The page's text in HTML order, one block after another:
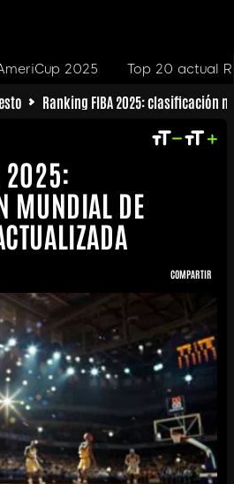
Ranking FIBA 2025: clasificación
2025:
MUNDIAL DE
COMPARTIR
Ranking FIBA Subidas y